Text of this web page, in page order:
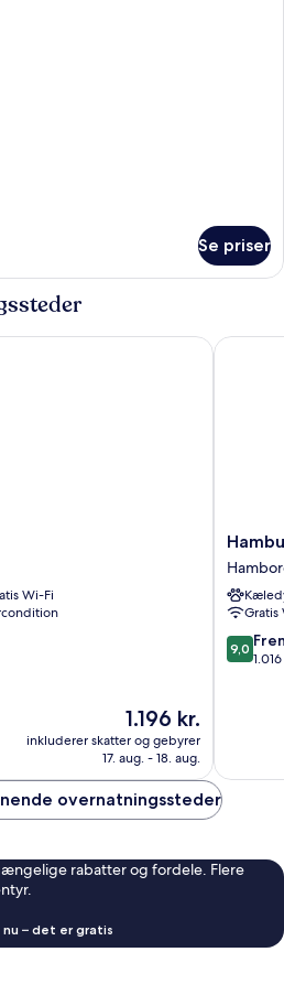
Se priser
Wi-Fi
Prisen
er
1.196 kr.
1.196 kr.
inkluderer skatter og gebyrer
17. aug. - 18. aug.
Marriott
Hotel
Gratis
9.0
ud
9,0
overnatningssteder
rabatter og fordele. Flere
– det er gratis